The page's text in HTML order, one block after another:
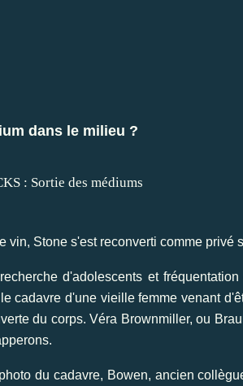
dans le milieu ?
vin, Stone s'est reconverti comme privé
d'adolescents et
cadavre d'une vieille femme venant
du corps. Véra Brownmiller, ou
du cadavre, Bowen, ancien